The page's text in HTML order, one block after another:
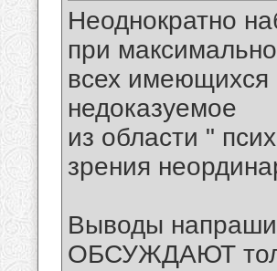
Неоднократно
при
всех имеющихся
недоказуемое
из области "
зрения
Выводы
ОБСУЖДАЮТ